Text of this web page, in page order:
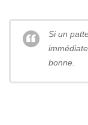
Si un
bonne.